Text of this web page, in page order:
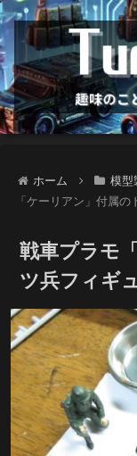
ホーム 模型
「ケーリアン」付属
戦車プラモ
ツ兵フィギ